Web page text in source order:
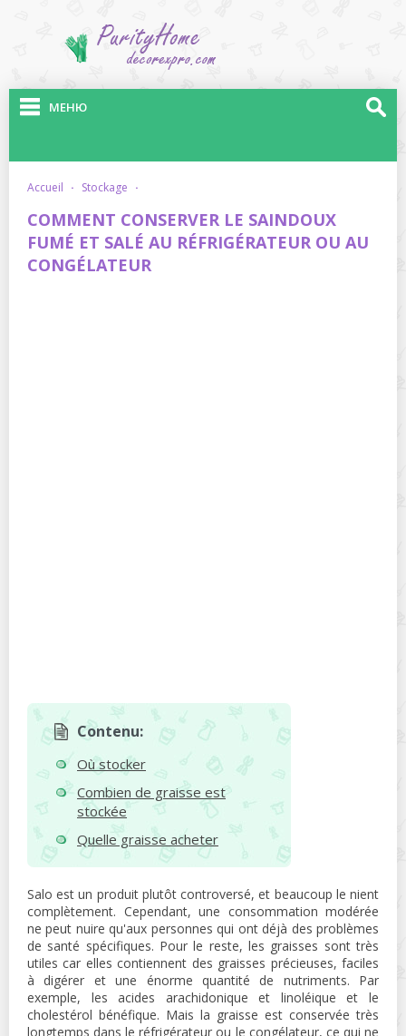
МЕНЮ
accueil · stockage ·
COMMENT CONSERVER LE SAINDOUX
FUMÉ ET SALÉ AU RÉFRIGÉRATEUR OU AU
CONGÉLATEUR
Contenu:
Où stocker
Combien de graisse est
stockée
Quelle graisse acheter
Salo est un produit plutôt controversé, et beaucoup le nient
complètement. Cependant, une consommation modérée
ne peut nuire qu'aux personnes qui ont déjà des problèmes
de santé spécifiques. Pour le reste, les graisses sont très
utiles car elles contiennent des graisses précieuses, faciles
à digérer et une énorme quantité de nutriments. Par
exemple, les acides arachidonique et linoléique et le
cholestérol bénéfique. Mais la graisse est conservée très
longtemps dans le réfrigérateur ou le congélateur, ce qui ne